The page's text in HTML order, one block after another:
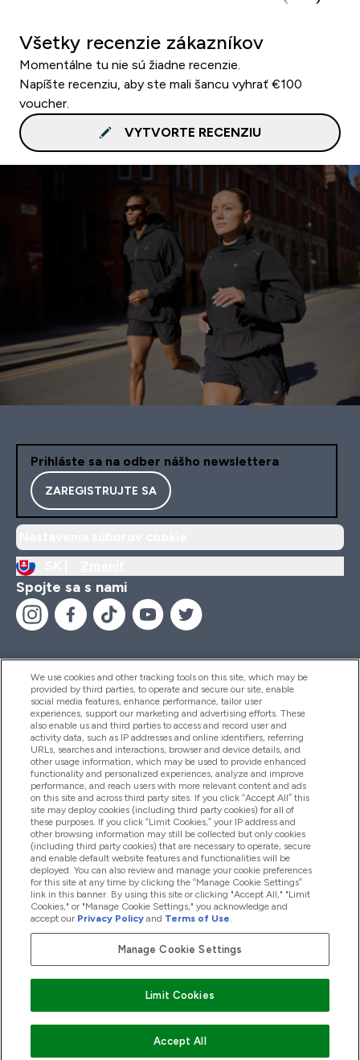
Všetky recenzie zákazníkov
Momentálne tu nie sú žiadne recenzie.
Napíšte recenziu, aby ste mali šancu vyhrať €100
voucher.
VYTVORTE RECENZIU
Prihláste sa na odber nášho newslettera
ZAREGISTRUJTE SA
Spojte sa s nami
Pomoc & Informácie
Produkty
Informácie O Spoločnosti
Vernosť & Odmeny
2026 The Hut.com Ltd
We use cookies and other tracking tools on this site, which may be
provided by third parties, to operate and secure our site, enable
social media features, enhance performance, tailor user
experiences, support our marketing and advertising efforts. These
also enable us and third parties to access and record user and
activity data, such as IP addresses and online identifiers, referring
URLs, searches and interactions, browser and device details, and
other usage information, which may be used to provide enhanced
functionality and personalized experiences, analyze and improve
performance, and reach users with more relevant content and ads
on this site and across third party sites. If you click “Accept All” this
site may deploy cookies (including third party cookies) for all of
these purposes. If you click “Limit Cookies,” your IP address and
other browsing information may still be collected but only cookies
(including third party cookies) that are necessary to operate, secure
and enable default website features and functionalities will be
deployed. You can also review and manage your cookie preferences
for this site at any time by clicking the “Manage Cookie Settings”
link in this banner. By using this site or clicking "Accept All," "Limit
Cookies," or "Manage Cookie Settings," you acknowledge and
accept our Privacy Policy and Terms of Use.
Manage Cookie Settings
Limit Cookies
Accept All